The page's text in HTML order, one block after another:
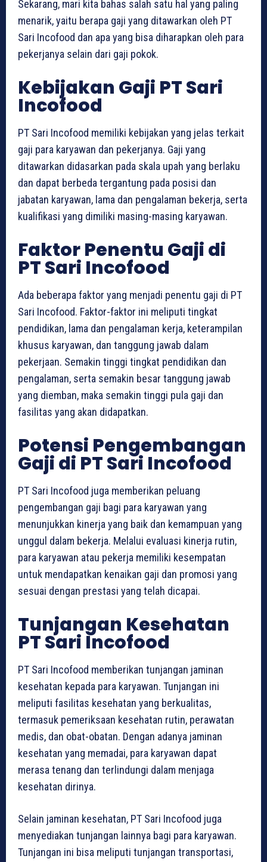
Sekarang, mari kita bahas salah satu hal yang paling
menarik, yaitu berapa gaji yang ditawarkan oleh PT
Sari Incofood dan apa yang bisa diharapkan oleh para
pekerjanya selain dari gaji pokok.
Kebijakan Gaji PT Sari
Incofood
PT Sari Incofood memiliki kebijakan yang jelas terkait
gaji para karyawan dan pekerjanya. Gaji yang
ditawarkan didasarkan pada skala upah yang berlaku
dan dapat berbeda tergantung pada posisi dan
jabatan karyawan, lama dan pengalaman bekerja, serta
kualifikasi yang dimiliki masing-masing karyawan.
Faktor Penentu Gaji di
PT Sari Incofood
Ada beberapa faktor yang menjadi penentu gaji di PT
Sari Incofood. Faktor-faktor ini meliputi tingkat
pendidikan, lama dan pengalaman kerja, keterampilan
khusus karyawan, dan tanggung jawab dalam
pekerjaan. Semakin tinggi tingkat pendidikan dan
pengalaman, serta semakin besar tanggung jawab
yang diemban, maka semakin tinggi pula gaji dan
fasilitas yang akan didapatkan.
Potensi Pengembangan
Gaji di PT Sari Incofood
PT Sari Incofood juga memberikan peluang
pengembangan gaji bagi para karyawan yang
menunjukkan kinerja yang baik dan kemampuan yang
unggul dalam bekerja. Melalui evaluasi kinerja rutin,
para karyawan atau pekerja memiliki kesempatan
untuk mendapatkan kenaikan gaji dan promosi yang
sesuai dengan prestasi yang telah dicapai.
Tunjangan Kesehatan
PT Sari Incofood
PT Sari Incofood memberikan tunjangan jaminan
kesehatan kepada para karyawan. Tunjangan ini
meliputi fasilitas kesehatan yang berkualitas,
termasuk pemeriksaan kesehatan rutin, perawatan
medis, dan obat-obatan. Dengan adanya jaminan
kesehatan yang memadai, para karyawan dapat
merasa tenang dan terlindungi dalam menjaga
kesehatan dirinya.
Selain jaminan kesehatan, PT Sari Incofood juga
menyediakan tunjangan lainnya bagi para karyawan.
Tunjangan ini bisa meliputi tunjangan transportasi,